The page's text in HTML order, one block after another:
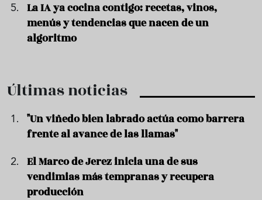
La IA ya cocina contigo: recetas, vinos,
menús y tendencias que nacen de un
algoritmo
Últimas noticias
"Un viñedo bien labrado actúa como barrera
frente al avance de las llamas"
El Marco de Jerez inicia una de sus
vendimias más tempranas y recupera
producción